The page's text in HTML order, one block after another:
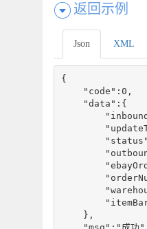
返回示例
Json XML
{
    "code":0,
    "data":{
    },